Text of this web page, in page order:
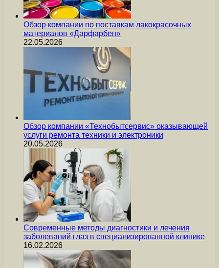
Обзор компании по поставкам лакокрасочных
материалов «Дарфарбен»
22.05.2026
Обзор компании «Технобытсервис» оказывающей
услуги ремонта техники и электроники
20.05.2026
Современные методы диагностики и лечения
заболеваний глаз в специализированной клинике
16.02.2026